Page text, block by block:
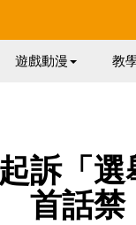
遊戲動漫 教
訴「
首話禁